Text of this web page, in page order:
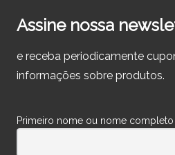
Assine nossa
e receba periodicamente
informações sobre produtos.
Primeiro nome ou nome completo